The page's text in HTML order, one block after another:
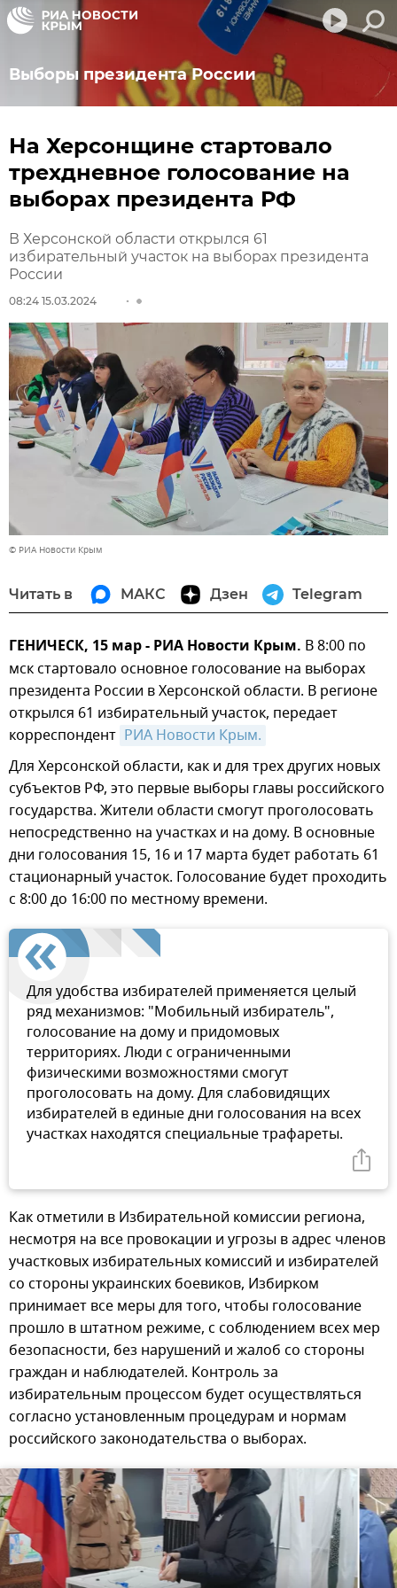
Выборы президента России
На Херсонщине стартовало
трехдневное голосование на
выборах президента РФ
В Херсонской области открылся 61
избирательный участок на выборах президента
России
08:24 15.03.2024
© РИА Новости Крым
Читать в МАКС Дзен Telegram
ГЕНИЧЕСК, 15 мар - РИА Новости Крым. В 8:00 по
мск стартовало основное голосование на выборах
президента России в Херсонской области. В регионе
открылся 61 избирательный участок, передает
корреспондент РИА Новости Крым.
Для Херсонской области, как и для трех других новых
субъектов РФ, это первые выборы главы российского
государства. Жители области смогут проголосовать
непосредственно на участках и на дому. В основные
дни голосования 15, 16 и 17 марта будет работать 61
стационарный участок. Голосование будет проходить
с 8:00 до 16:00 по местному времени.
Для удобства избирателей применяется целый
ряд механизмов: "Мобильный избиратель",
голосование на дому и придомовых
территориях. Люди с ограниченными
физическими возможностями смогут
проголосовать на дому. Для слабовидящих
избирателей в единые дни голосования на всех
участках находятся специальные трафареты.
Как отметили в Избирательной комиссии региона,
несмотря на все провокации и угрозы в адрес членов
участковых избирательных комиссий и избирателей
со стороны украинских боевиков, Избирком
принимает все меры для того, чтобы голосование
прошло в штатном режиме, с соблюдением всех мер
безопасности, без нарушений и жалоб со стороны
граждан и наблюдателей. Контроль за
избирательным процессом будет осуществляться
согласно установленным процедурам и нормам
российского законодательства о выборах.